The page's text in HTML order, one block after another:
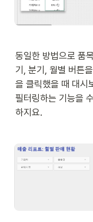
동일한 방법으로 품
기, 분기, 월별 버튼
을 클릭했을 때 대시
필터링하는 기능을
하지요.